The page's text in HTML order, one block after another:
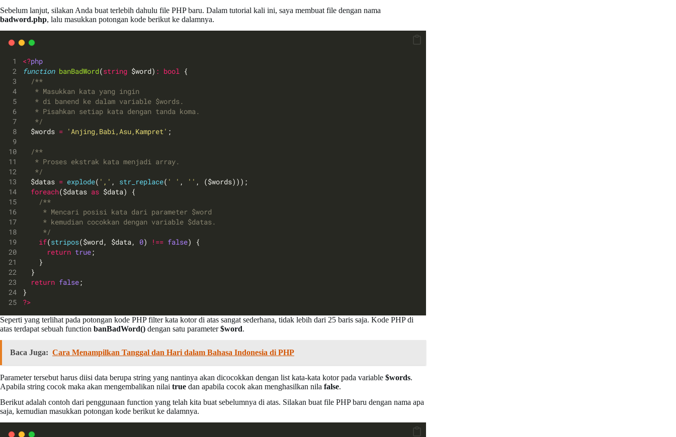
Sebelum lanjut, silakan Anda buat terlebih dahulu file PHP baru. Dalam tutorial kali ini, saya membuat file dengan nama
badword.php, lalu masukkan potongan kode berikut ke dalamnya.
<?php
function banBadWord(string $word) : bool {
/**
   * Masukkan kata yang ingin
   * di banend ke dalam variable $words.
   * Pisahkan setiap kata dengan tanda koma.
   */
  $words
= 'Anjing,Babi,Asu,Kampret' ;
/**
   * Proses ekstrak kata menjadi array.
   */
  $datas
= explode( ',' , str_replace( ' ' , '' , ($words)));
foreach($datas as $data) {
/**
     * Mencari posisi kata dari parameter $word
     * kemudian cocokkan dengan variable $datas.
     */
if(stripos($word, $data, 0) !== false) {
return true;
    }
  }
return false;
}
?>
Seperti yang terlihat pada potongan kode PHP filter kata kotor di atas sangat sederhana, tidak lebih dari 25 baris saja. Kode PHP di
atas terdapat sebuah function banBadWord() dengan satu parameter$word.
Baca Juga: Cara Menampilkan Tanggal dan Hari dalam Bahasa Indonesia di PHP
Parameter tersebut harus diisi data berupa string yang nantinya akan dicocokkan dengan list kata-kata kotor pada variable $words.
Apabila string cocok maka akan mengembalikan nilai true dan apabila cocok akan menghasilkan nila false.
Berikut adalah contoh dari penggunaan function yang telah kita buat sebelumnya di atas. Silakan buat file PHP baru dengan nama apa
saja, kemudian masukkan potongan kode berikut ke dalamnya.